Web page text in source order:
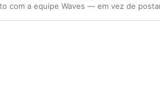
com a equipe Waves — em vez de